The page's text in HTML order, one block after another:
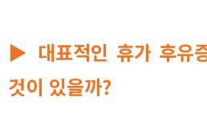
▶ 대표적인 휴가 후유
것이 있을까?